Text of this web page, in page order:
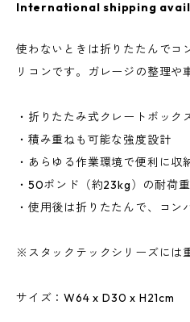
International shipping
使わないときは折りたたんでコ
リコンです。ガレージの整理や
・折りたたみ式クレートボック
・積み重ねも可能な強度設計
・あらゆる作業環境で便利に収
・50ポンド（約23kg）の耐荷重
・使用後は折りたたんで、コン
※スタックテックシリーズには
サイズ：W64 x D30 x H21cm